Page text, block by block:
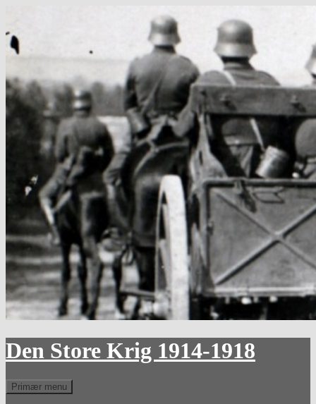
indhold
Den Store Krig 1914-1918
Søg
Primær menu